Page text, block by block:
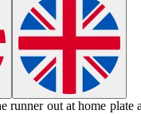
runner out at home plate